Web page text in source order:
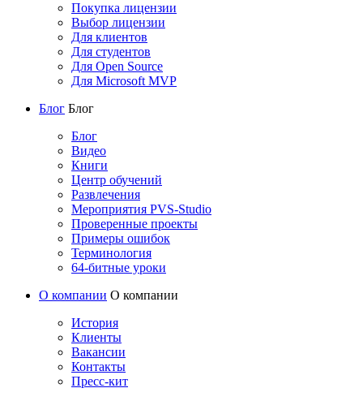
Покупка лицензии
Выбор лицензии
Для клиентов
Для студентов
Для Open Source
Для Microsoft MVP
Блог Блог
Блог
Видео
Книги
Центр обучений
Развлечения
Мероприятия PVS-Studio
Проверенные проекты
Примеры ошибок
Терминология
64-битные уроки
О компании О компании
История
Клиенты
Вакансии
Контакты
Пресс-кит